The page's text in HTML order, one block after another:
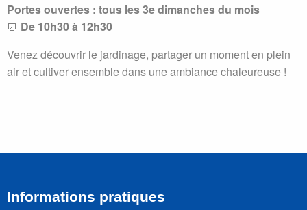
Portes ouvertes : tous les 3e dimanches du mois
⏰ De 10h30 à 12h30
Venez découvrir le jardinage, partager un moment en plein
air et cultiver ensemble dans une ambiance chaleureuse !
Informations pratiques